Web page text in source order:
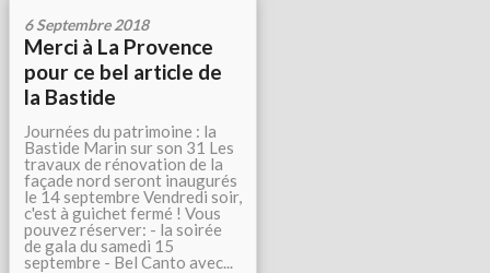
6 Septembre 2018
Merci à La Provence
pour ce bel article de
la Bastide
Journées du patrimoine : la
Bastide Marin sur son 31 Les
travaux de rénovation de la
façade nord seront inaugurés
le 14 septembre Vendredi soir,
c'est à guichet fermé ! Vous
pouvez réserver: - la soirée
de gala du samedi 15
septembre - Bel Canto avec...